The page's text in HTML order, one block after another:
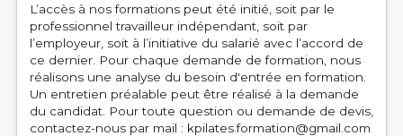
L’accès à nos formations peut été initié, soit par le
professionnel travailleur indépendant, soit par
l’employeur, soit à l’initiative du salarié avec l’accord de
ce dernier. Pour chaque demande de formation, nous
réalisons une analyse du besoin d'entrée en formation.
Un entretien préalable peut être réalisé à la demande
du candidat. Pour toute question ou demande de devis,
contactez-nous par mail : kpilates.formation@gmail.com